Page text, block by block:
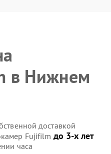
в Нижнем
доставкой
Fujifilm до 3-х лет
часа